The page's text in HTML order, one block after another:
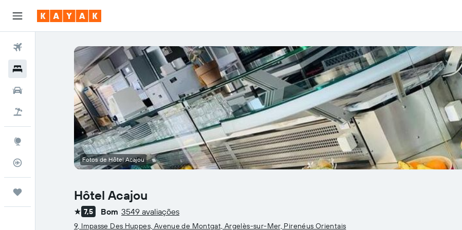
Monitorizador de voos
Hôtel Acajou
1 estrela
7,5 Bom 3549 avaliações
9, Impasse Des Huppes, Avenue de Montgat, Argelès-sur-Mer, Pirenéus Orientais
Fotos de Hôtel Acajou